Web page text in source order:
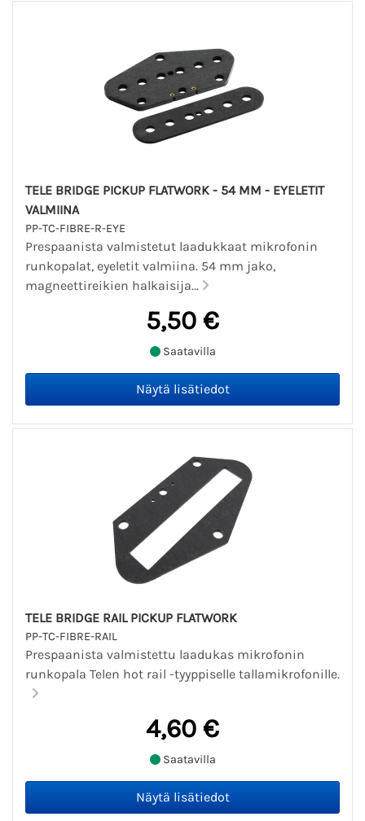
TELE BRIDGE PICKUP FLATWORK - 54 MM - EYELETIT
VALMIINA
PP-TC-FIBRE-R-EYE
Prespaanista valmistetut laadukkaat mikrofonin
runkopalat, eyeletit valmiina. 54 mm jako,
magneettireikien halkaisija...
5,50 €
Saatavilla
TELE BRIDGE RAIL PICKUP FLATWORK
PP-TC-FIBRE-RAIL
Prespaanista valmistettu laadukas mikrofonin
runkopala Telen hot rail -tyyppiselle tallamikrofonille.
4,60 €
Saatavilla